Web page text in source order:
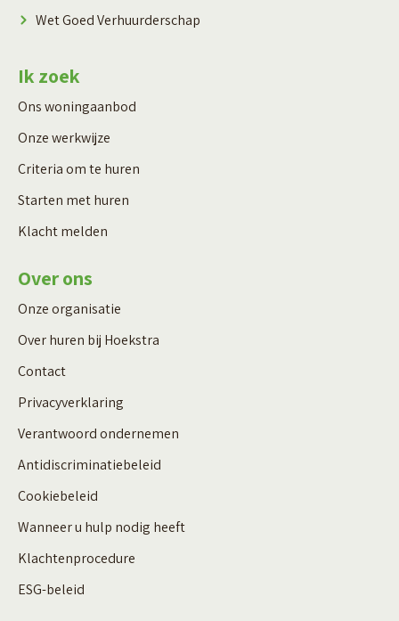
Wet Goed Verhuurderschap
Ik zoek
Ons woningaanbod
Onze werkwijze
Criteria om te huren
Starten met huren
Klacht melden
Over ons
Onze organisatie
Over huren bij Hoekstra
Contact
Privacyverklaring
Verantwoord ondernemen
Antidiscriminatiebeleid
Cookiebeleid
Wanneer u hulp nodig heeft
Klachtenprocedure
ESG-beleid